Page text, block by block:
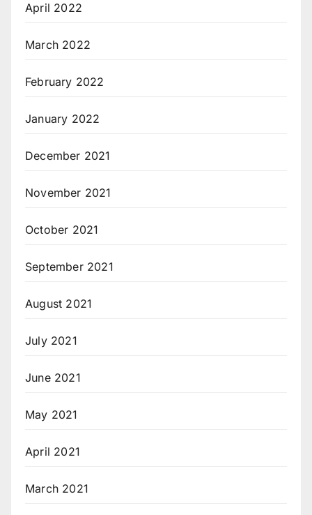
April 2022
March 2022
February 2022
January 2022
December 2021
November 2021
October 2021
September 2021
August 2021
July 2021
June 2021
May 2021
April 2021
March 2021